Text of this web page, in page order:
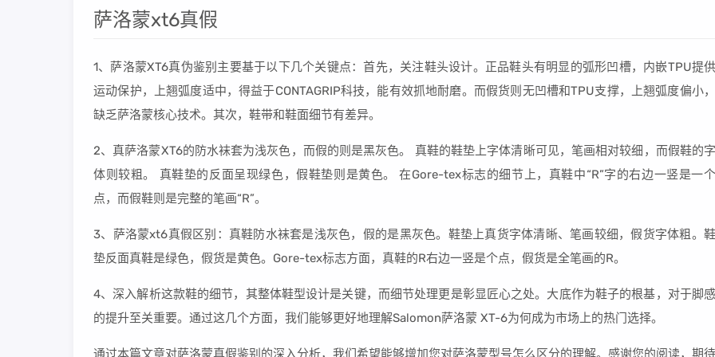
萨洛蒙xt6真假
1、萨洛蒙XT6真伪鉴别主要基于以下几个关键点：首先，关注鞋头设计。正品鞋头有明显的弧形凹槽，内嵌TPU提供
运动保护，上翘弧度适中，得益于CONTAGRIP科技，能有效抓地耐磨。而假货则无凹槽和TPU支撑，上翘弧度偏小，
缺乏萨洛蒙核心技术。其次，鞋带和鞋面细节有差异。
2、真萨洛蒙XT6的防水袜套为浅灰色，而假的则是黑灰色。 真鞋的鞋垫上字体清晰可见，笔画相对较细，而假鞋的字
体则较粗。 真鞋垫的反面呈现绿色，假鞋垫则是黄色。 在Gore-tex标志的细节上，真鞋中“R”字的右边一竖是一个
点，而假鞋则是完整的笔画“R”。
3、萨洛蒙xt6真假区别：真鞋防水袜套是浅灰色，假的是黑灰色。鞋垫上真货字体清晰、笔画较细，假货字体粗。鞋
垫反面真鞋是绿色，假货是黄色。Gore-tex标志方面，真鞋的R右边一竖是个点，假货是全笔画的R。
4、深入解析这款鞋的细节，其整体鞋型设计是关键，而细节处理更是彰显匠心之处。大底作为鞋子的根基，对于脚感
的提升至关重要。通过这几个方面，我们能够更好地理解Salomon萨洛蒙 XT-6为何成为市场上的热门选择。
通过本篇文章对萨洛蒙真假鉴别的深入分析，我们希望能够增加您对萨洛蒙型号怎么区分的理解。感谢您的阅读，期待